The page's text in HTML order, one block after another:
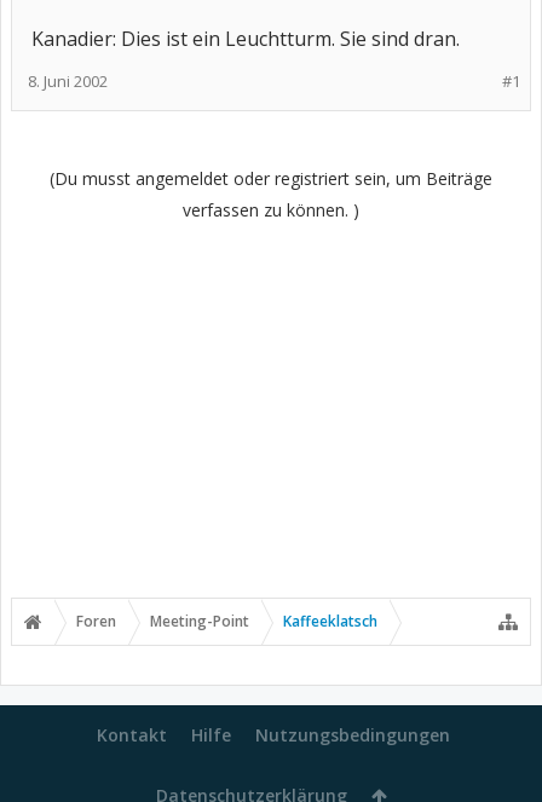
Kanadier: Dies ist ein Leuchtturm. Sie sind dran.
#1
8. Juni 2002
(Du musst angemeldet oder registriert sein, um Beiträge
verfassen zu können. )
Foren Meeting-Point Kaffeeklatsch
Kontakt Hilfe Nutzungsbedingungen
Datenschutzerklärung